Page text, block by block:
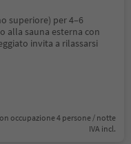
superiore) per 4–6
alla sauna esterna con
invita a rilassarsi
occupazione 4 persone / notte
IVA incl.